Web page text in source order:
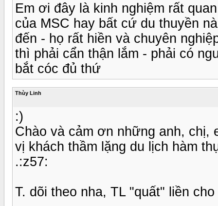
Em ơi đây là kinh nghiệm rất
của MSC hay bất cứ du thuyền
đến - họ rất hiền và chuyên
thì phải cẩn thận lắm - phải có
bắt cóc đủ thứ
Thùy Linh
:)
Chào và cảm ơn những anh, chị,
vị khách thầm lặng du lịch hàm
.:z57:
T. dõi theo nha, TL "quất" liền